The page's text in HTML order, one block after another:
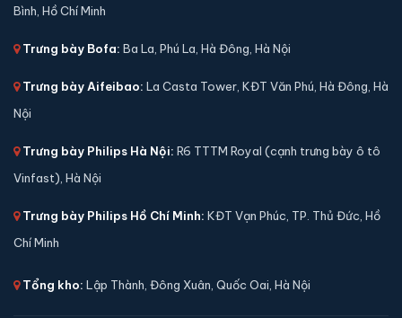
Két sắt mini Liberty LB45S vân tay điện tử chính
hãng
📐 Kích thước:
⚖️ Trọng lượng:
6,900,000 đ
Bình, Hồ Chí Minh
Trưng bày Bofa: Ba La, Phú La, Hà Đông, Hà Nội
Trưng bày Aifeibao: La Casta Tower, KĐT Văn Phú, Hà Đông, Hà
Nội
Trưng bày Philips Hà Nội: R6 TTTM Royal (cạnh trưng bày ô tô
Vinfast), Hà Nội
Trưng bày Philips Hồ Chí Minh: KĐT Vạn Phúc, TP. Thủ Đức, Hồ
Chí Minh
Tổng kho: Lập Thành, Đông Xuân, Quốc Oai, Hà Nội